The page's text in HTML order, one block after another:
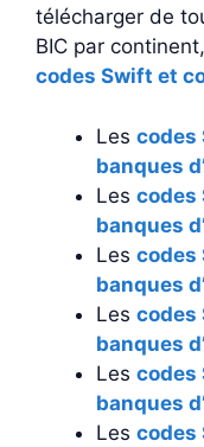
télécharger de
BIC par
codes Swift et
Les codes
banques
Les codes
banques
Les codes
banques
Les codes
banques
Les codes
banques
Les codes